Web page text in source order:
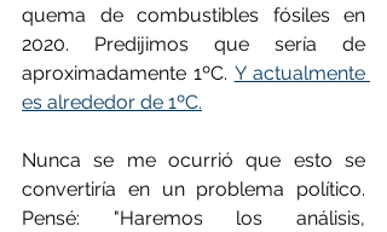
quema de combustibles fósiles en
2020. Predijimos que sería de
aproximadamente 1ºC. Y actualmente
es alrededor de 1ºC.
Nunca se me ocurrió que esto se
convertiría en un problema político.
Pensé: "Haremos los análisis,